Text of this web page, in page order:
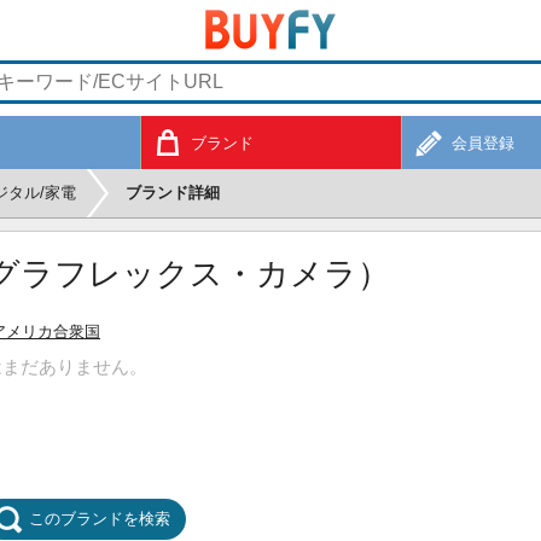
ブランド 会員登録
タル/家電 ブランド詳細
ラフレックス・カメラ）
メリカ合衆国
だありません。
このブランドを検索